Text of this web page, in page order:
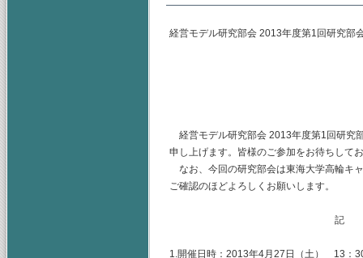
経営モデル研究部会 2013年度第1回研究部
経営モデル研究部会 2013年度第1回研究
申し上げます。皆様のご参加をお待ちして
なお、今回の研究部会は東海大学高輪キ
ご確認のほどよろしくお願いします。
記
1.開催日時：2013年4月27日（土） 13：